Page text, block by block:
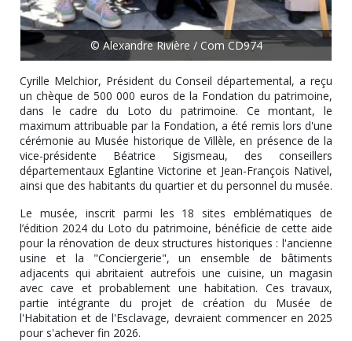
© Alexandre Rivière / Com CD974
Cyrille Melchior, Président du Conseil départemental, a reçu
un chèque de 500 000 euros de la Fondation du patrimoine,
dans le cadre du Loto du patrimoine. Ce montant, le
maximum attribuable par la Fondation, a été remis lors d'une
cérémonie au Musée historique de Villèle, en présence de la
vice-présidente Béatrice Sigismeau, des conseillers
départementaux Eglantine Victorine et Jean-François Nativel,
ainsi que des habitants du quartier et du personnel du musée.
Le musée, inscrit parmi les 18 sites emblématiques de
l’édition 2024 du Loto du patrimoine, bénéficie de cette aide
pour la rénovation de deux structures historiques : l'ancienne
usine et la "Conciergerie", un ensemble de bâtiments
adjacents qui abritaient autrefois une cuisine, un magasin
avec cave et probablement une habitation. Ces travaux,
partie intégrante du projet de création du Musée de
l'Habitation et de l'Esclavage, devraient commencer en 2025
pour s'achever fin 2026.